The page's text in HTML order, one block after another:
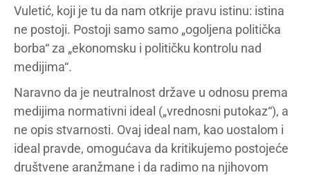
Vuletić, koji je tu da nam otkrije pravu istinu: istina
ne postoji. Postoji samo samo „ogoljena politička
borba“ za „ekonomsku i političku kontrolu nad
medijima“.
Naravno da je neutralnost države u odnosu prema
medijima normativni ideal („vrednosni putokaz“), a
ne opis stvarnosti. Ovaj ideal nam, kao uostalom i
ideal pravde, omogućava da kritikujemo postojeće
društvene aranžmane i da radimo na njihovom